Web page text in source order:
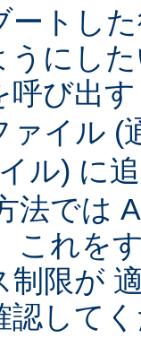
ートし
うにし
呼び出
ァイル (
ル) に
法では
これを
制限が
認して